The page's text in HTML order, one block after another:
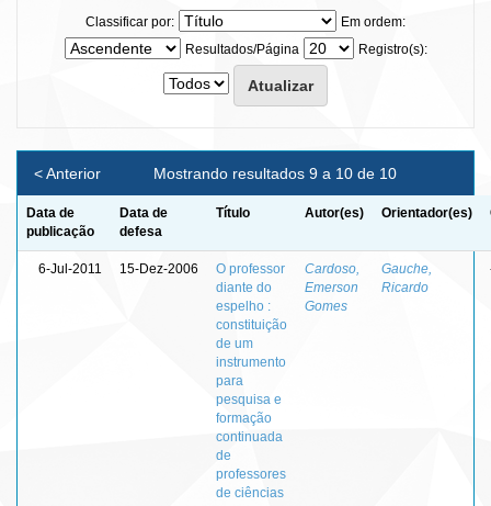
Classificar por:
Em ordem:
Resultados/Página
Registro(s):
Mostrando resultados 9 a 10 de 10
< Anterior
Data de
publicação
Data de
defesa
Título Autor(es) Orientador(es)
6-Jul-2011 15-Dez-2006
O professor
diante do
espelho :
constituição
de um
instrumento
para
pesquisa e
formação
continuada
de
professores
de ciências
Cardoso,
Emerson
Gomes
Gauche,
Ricardo